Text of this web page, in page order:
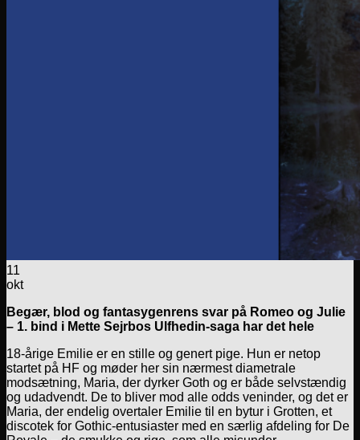
11
okt
Begær, blod og fantasygenrens svar på Romeo og Julie
– 1. bind i Mette Sejrbos Ulfhedin-saga har det hele
18-årige Emilie er en stille og genert pige. Hun er netop
startet på HF og møder her sin nærmest diametrale
modsætning, Maria, der dyrker Goth og er både selvstændig
og udadvendt. De to bliver mod alle odds veninder, og det er
Maria, der endelig overtaler Emilie til en bytur i Grotten, et
discotek for Gothic-entusiaster med en særlig afdeling for De